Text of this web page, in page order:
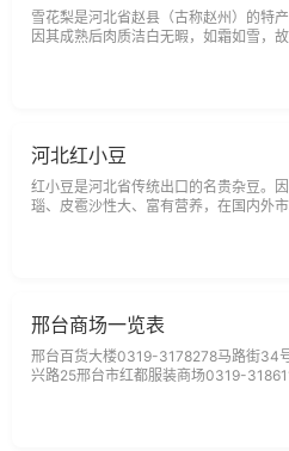
雪花梨是河北省赵县（古称赵州）的特
因其成熟后肉质洁白无暇，如霜如雪，
河北红小豆
红小豆是河北省传统出口的名贵杂豆。
瑙、皮雹沙性大、富有营养，在国内外市
邢台商场一览表
邢台百货大楼0319-3178278马路街34
兴路25邢台市红都服装商场0319-